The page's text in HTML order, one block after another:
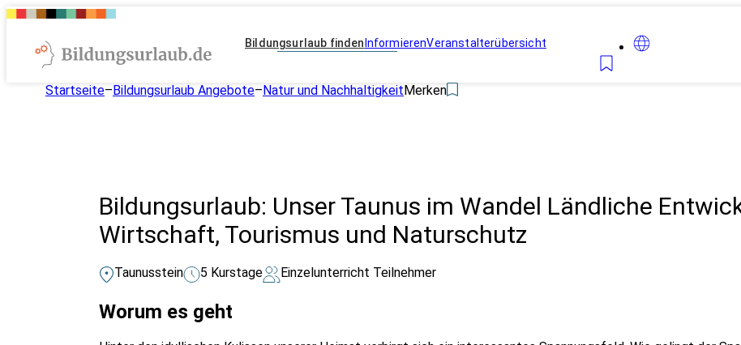
Bildungsurlaub finden InformierenVeranstalterübersicht
Startseite–Bildungsurlaub Angebote–Natur und NachhaltigkeitMerken
Bildungsurlaub: Unser Taunus im Wandel Ländliche
Wirtschaft, Tourismus und Naturschutz
Taunusstein 5 Kurstage Einzelunterricht Teilnehmer
Worum es geht